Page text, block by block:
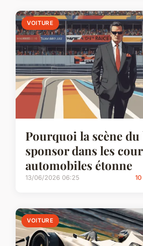
VOITURE
Pourquoi la scène du
sponsor dans les
automobiles étonne
13/06/2026 06:25
VOITURE